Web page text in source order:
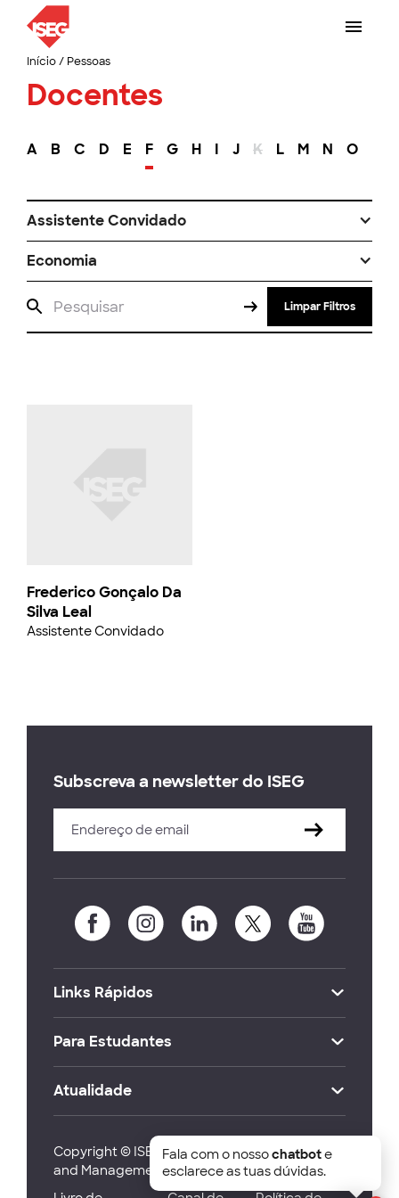
Início/ Pessoas
Docentes
A B C D E F G H I J K L M N O
Assistente Convidado
Economia
Limpar Filtros
Frederico Gonçalo Da
Silva Leal
Assistente Convidado
Subscreva a newsletter do ISEG
Links Rápidos
Para Estudantes
Atualidade
Copyright © ISEG Lisbon School of Economics
and Management 2026
Fala com o nossochatbote
esclarece as tuas dúvidas.